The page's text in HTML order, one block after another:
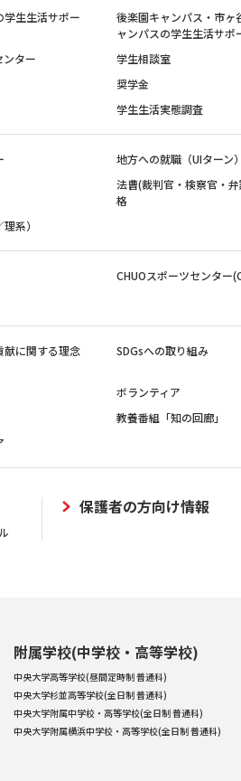
生生活サポー
後楽園キャンパス・市ヶ
ャンパスの学生生活サポ
ンター 学生相談室
奨学金
学生生活実態調査
地方への就職（UIターン）
法曹(裁判官・検察官・
格
系）
CHUOスポーツセンター
献に関する理念 SDGsへの取り組み
ボランティア
教養番組「知の回廊」
保護者の方向け情報
附属学校(中学校・高等学校)
中央大学高等学校(昼間定時制 普通科)
中央大学杉並高等学校(全日制 普通科)
中央大学附属中学校・高等学校(全日制 普通科)
中央大学附属横浜中学校・高等学校(全日制 普通科)